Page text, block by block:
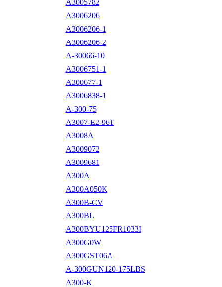
A3005782
A3006206
A3006206-1
A3006206-2
A-30066-10
A3006751-1
A300677-1
A3006838-1
A-300-75
A3007-E2-96T
A3008A
A3009072
A3009681
A300A
A300A050K
A300B-CV
A300BL
A300BYU125FR1033I
A300G0W
A300GST06A
A-300GUN120-175LBS
A300-K